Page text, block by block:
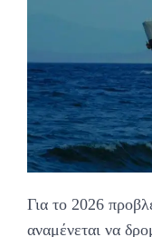
Για το 2026
αναμένεται να